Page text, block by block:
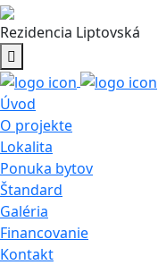
Rezidencia Liptovská
Úvod
O projekte
Lokalita
Ponuka bytov
Štandard
Galéria
Financovanie
Kontakt